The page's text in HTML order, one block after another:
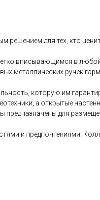
решением для тех, кто
вписывающимся в
металлических ручек
которую им
а открытые
для
и предпочтениями.